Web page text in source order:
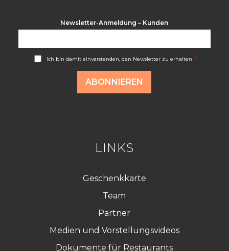
Newsletter-Anmeldung – Kunden
Ich bin damit einverstanden, den Newsletter zu erhalten *
ABONNIEREN
LINKS
Geschenkkarte
Team
Partner
Medien und Vorstellungsvideos
Dokumente für Restaurants